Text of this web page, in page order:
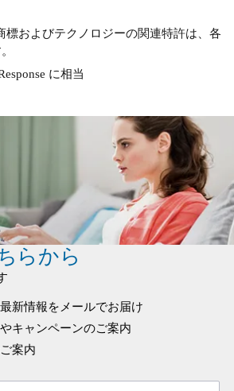
標およびテクノロジーの関連特許は、各
に相当
らから
新情報をメールでお届け
キャンペーンのご案内
案内